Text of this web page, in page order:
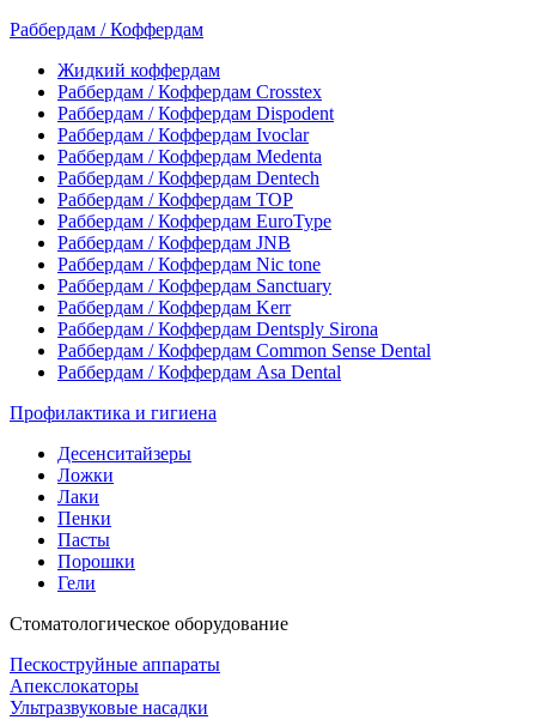
Раббердам / Коффердам
Жидкий коффердам
Раббердам / Коффердам Crosstex
Раббердам / Коффердам Dispodent
Раббердам / Коффердам Ivoclar
Раббердам / Коффердам Medenta
Раббердам / Коффердам Dentech
Раббердам / Коффердам ТОР
Раббердам / Коффердам EuroType
Раббердам / Коффердам JNB
Раббердам / Коффердам Nic tone
Раббердам / Коффердам Sanctuary
Раббердам / Коффердам Kerr
Раббердам / Коффердам Dentsply Sirona
Раббердам / Коффердам Common Sense Dental
Раббердам / Коффердам Asa Dental
Профилактика и гигиена
Десенситайзеры
Ложки
Лаки
Пенки
Пасты
Порошки
Гели
Стоматологическое оборудование
Пескоструйные аппараты
Апекслокаторы
Ультразвуковые насадки